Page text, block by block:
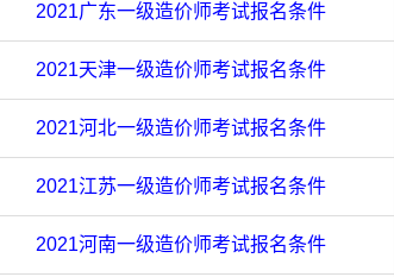
2021广东一级造价师考试报名条件
2021天津一级造价师考试报名条件
2021河北一级造价师考试报名条件
2021江苏一级造价师考试报名条件
2021河南一级造价师考试报名条件